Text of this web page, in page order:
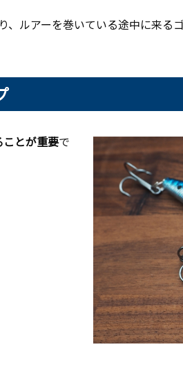
ルアーを巻いている途中に来る
とが重要で